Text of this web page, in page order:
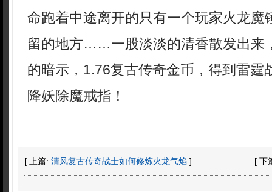
命跑着中途离开的只有一个玩家火龙魔
留的地方……一股淡淡的清香散发出来
的暗示，1.76复古传奇金币，得到雷霆
降妖除魔戒指！
[ 上篇: 清风复古传奇战士如何修炼火龙气焰 ] [ 下